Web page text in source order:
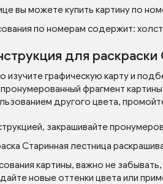
вы можете купить картину по
по номерам содержит: холст
для
изучите графическую карту и
пронумерованный фрагмент
другого цвета,
закрашивайте
Старинная лестница
картины, важно не
новые оттенки цвета или